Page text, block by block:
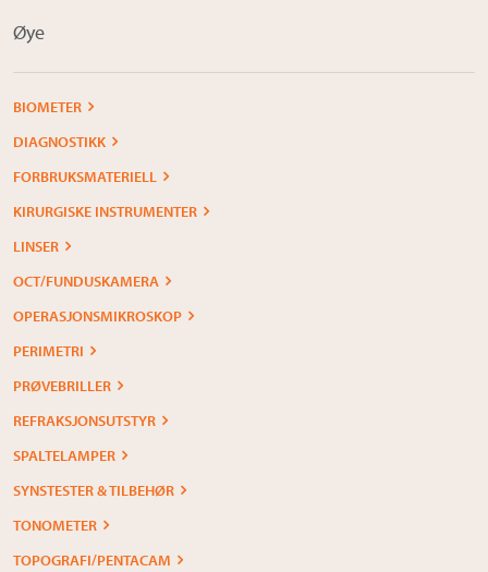
Øye
BIOMETER
DIAGNOSTIKK
FORBRUKSMATERIELL
KIRURGISKE INSTRUMENTER
LINSER
OCT/FUNDUSKAMERA
OPERASJONSMIKROSKOP
PERIMETRI
PRØVEBRILLER
REFRAKSJONSUTSTYR
SPALTELAMPER
SYNSTESTER & TILBEHØR
TONOMETER
TOPOGRAFI/PENTACAM